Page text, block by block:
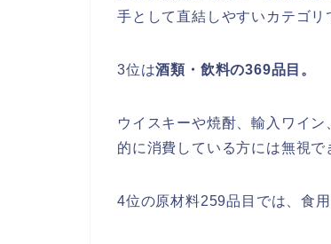
手として直結しやすいカテゴリ
3位は酒類・飲料の369品目。
ウイスキーや焼酎、輸入ワイ
的に消費している方には無視で
4位の原材料259品目では、食